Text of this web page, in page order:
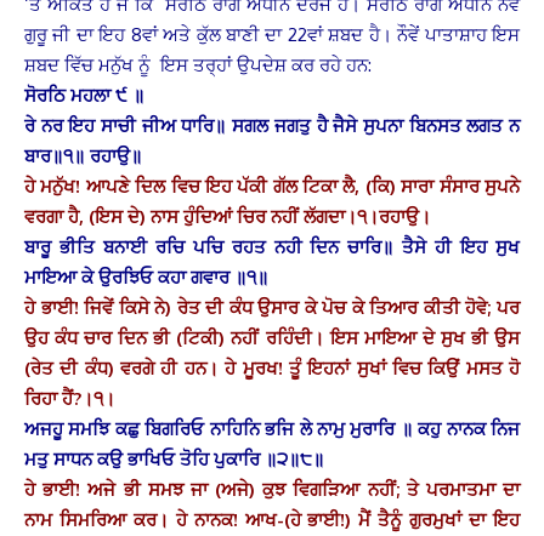
ਗੁਰੂ ਜੀ ਦਾ ਇਹ 8ਵਾਂ ਅਤੇ ਕੁੱਲ ਬਾਣੀ ਦਾ 22ਵਾਂ ਸ਼ਬਦ ਹੈ। ਨੌਵੇਂ ਪਾਤਾਸ਼ਾਹ ਇਸ
ਸ਼ਬਦ ਵਿੱਚ ਮਨੁੱਖ ਨੂੰ ਇਸ ਤਰ੍ਹਾਂ ਉਪਦੇਸ਼ ਕਰ ਰਹੇ ਹਨ:
ਸੋਰਠਿ ਮਹਲਾ ੯ ॥
ਰੇ ਨਰ ਇਹ ਸਾਚੀ ਜੀਅ ਧਾਰਿ॥ ਸਗਲ ਜਗਤੁ ਹੈ ਜੈਸੇ ਸੁਪਨਾ ਬਿਨਸਤ ਲਗਤ ਨ
ਬਾਰ॥੧॥ ਰਹਾਉ॥
ਹੇ ਮਨੁੱਖ! ਆਪਣੇ ਦਿਲ ਵਿਚ ਇਹ ਪੱਕੀ ਗੱਲ ਟਿਕਾ ਲੈ, (ਕਿ) ਸਾਰਾ ਸੰਸਾਰ ਸੁਪਨੇ
ਵਰਗਾ ਹੈ, (ਇਸ ਦੇ) ਨਾਸ ਹੁੰਦਿਆਂ ਚਿਰ ਨਹੀਂ ਲੱਗਦਾ।੧।ਰਹਾਉ।
ਬਾਰੂ ਭੀਤਿ ਬਨਾਈ ਰਚਿ ਪਚਿ ਰਹਤ ਨਹੀ ਦਿਨ ਚਾਰਿ॥ ਤੈਸੇ ਹੀ ਇਹ ਸੁਖ
ਮਾਇਆ ਕੇ ਉਰਝਿਓ ਕਹਾ ਗਵਾਰ ॥੧॥
ਹੇ ਭਾਈ! ਜਿਵੇਂ ਕਿਸੇ ਨੇ) ਰੇਤ ਦੀ ਕੰਧ ਉਸਾਰ ਕੇ ਪੋਚ ਕੇ ਤਿਆਰ ਕੀਤੀ ਹੋਵੇ; ਪਰ
ਉਹ ਕੰਧ ਚਾਰ ਦਿਨ ਭੀ (ਟਿਕੀ) ਨਹੀਂ ਰਹਿੰਦੀ। ਇਸ ਮਾਇਆ ਦੇ ਸੁਖ ਭੀ ਉਸ
(ਰੇਤ ਦੀ ਕੰਧ) ਵਰਗੇ ਹੀ ਹਨ। ਹੇ ਮੂਰਖ! ਤੂੰ ਇਹਨਾਂ ਸੁਖਾਂ ਵਿਚ ਕਿਉਂ ਮਸਤ ਹੋ
ਰਿਹਾ ਹੈਂ?।੧।
ਅਜਹੂ ਸਮਝਿ ਕਛੁ ਬਿਗਰਿਓ ਨਾਹਿਨਿ ਭਜਿ ਲੇ ਨਾਮੁ ਮੁਰਾਰਿ ॥ ਕਹੁ ਨਾਨਕ ਨਿਜ
ਮਤੁ ਸਾਧਨ ਕਉ ਭਾਖਿਓ ਤੋਹਿ ਪੁਕਾਰਿ ॥੨॥੮॥
ਹੇ ਭਾਈ! ਅਜੇ ਭੀ ਸਮਝ ਜਾ (ਅਜੇ) ਕੁਝ ਵਿਗੜਿਆ ਨਹੀਂ; ਤੇ ਪਰਮਾਤਮਾ ਦਾ
ਨਾਮ ਸਿਮਰਿਆ ਕਰ। ਹੇ ਨਾਨਕ! ਆਖ-(ਹੇ ਭਾਈ!) ਮੈਂ ਤੈਨੂੰ ਗੁਰਮੁਖਾਂ ਦਾ ਇਹ